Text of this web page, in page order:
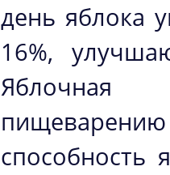
день яблока
16%,
Яблочная
пищеварению
способность